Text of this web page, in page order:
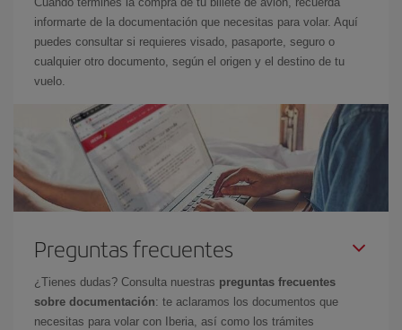
informarte de la documentación que necesitas para volar. Aquí
puedes consultar si requieres visado, pasaporte, seguro o
cualquier otro documento, según el origen y el destino de tu
vuelo.
Preguntas frecuentes
¿Tienes dudas? Consulta nuestras preguntas frecuentes
sobre documentación: te aclaramos los documentos que
necesitas para volar con Iberia, así como los trámites